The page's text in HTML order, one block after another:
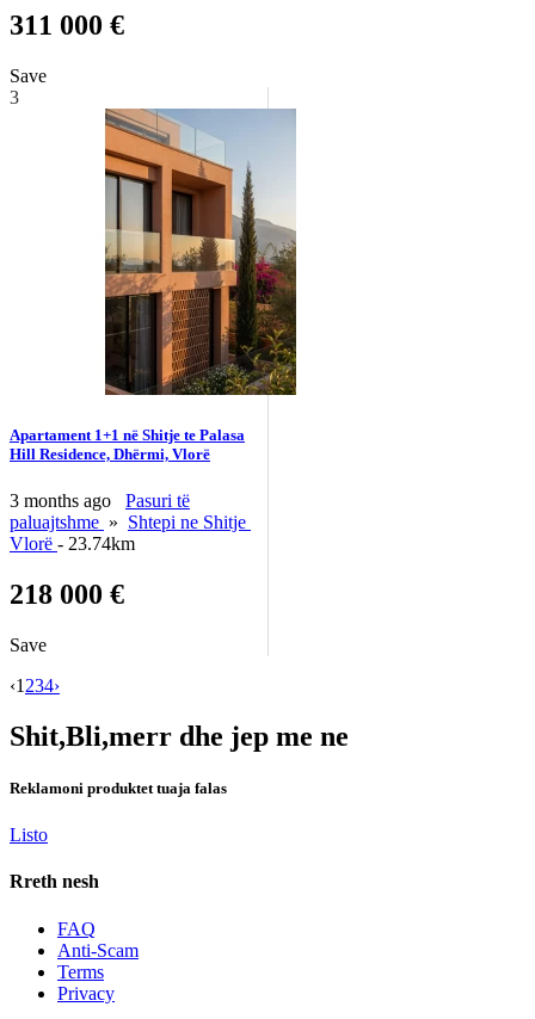
311 000 €
Save
3
Apartament 1+1 në Shitje te Palasa
Hill Residence, Dhërmi, Vlorë
3 months ago
Pasuri të
paluajtshme » Shtepi ne Shitje
Vlorë - 23.74km
218 000 €
Save
‹1 234›
Shit,Bli,merr dhe jep me ne
Reklamoni produktet tuaja falas
Listo
Rreth nesh
FAQ
Anti-Scam
Terms
Privacy